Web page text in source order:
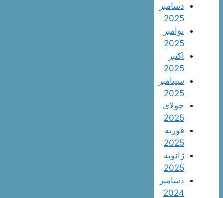
دسامبر
2025
نوامبر
2025
اکتبر
2025
سپتامبر
2025
جولای
2025
فوریه
2025
ژانویه
2025
دسامبر
2024